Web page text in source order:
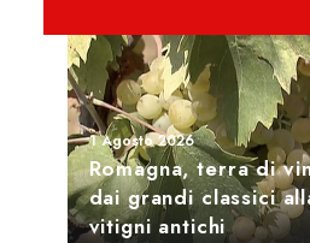
1 Agosto 2026
Romagna, terra di
dai grandi classici
vitigni antichi